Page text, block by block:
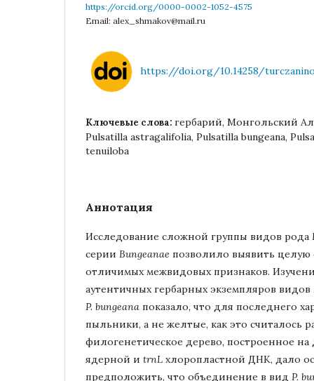
https://orcid.org/0000-0002-1052-4575
Email: alex_shmakov@mail.ru
https://doi.org/10.14258/
Ключевые слова: гербарий, Монгольский
Pulsatilla astragalifolia, Pulsatilla bungeana,
tenuiloba
Аннотация
Исследование сложной группы видов рода
серии Bungeanae позволило выявить
отличимых межвидовых признаков.
аутентичных гербарных экземпляров видов
P. bungeana показало, что для последнего
пыльники, а не желтые, как это считалось
филогенетическое дерево, построенное
ядерной и trnL хлоропластной ДНК, дало
предположить, что объединение в вид P.